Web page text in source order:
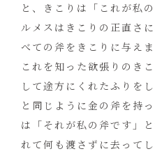
と、きこりは「これが私
ルメスはきこりの正直さ
べての斧をきこりに与えま
これを知った欲張りのき
して途方にくれたふりを
と同じように金の斧を持
は「それが私の斧です」
れて何も渡さずに去って